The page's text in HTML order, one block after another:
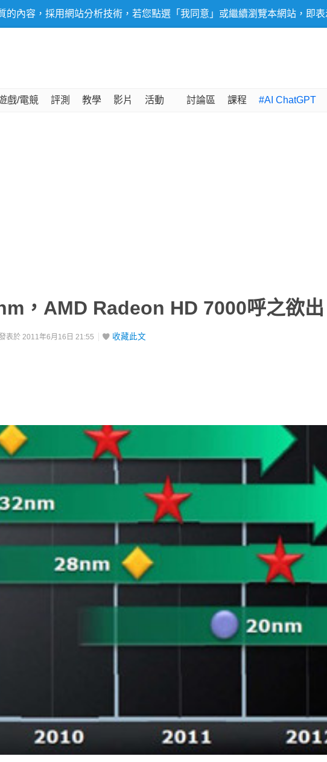
的內容，採用網站分析技術，若您點選「我同意」或繼續瀏覽本網站，即
戲/電競 評測 教學 影片 活動 討論區 課程 #AI ChatGPT
，AMD Radeon HD 7000呼之欲出
表於 2011年6月16日 21:55 收藏此文